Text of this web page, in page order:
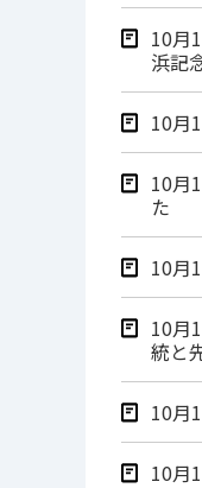
10月
浜記
10月
10月
た
10月
10月
統と
10月
10月